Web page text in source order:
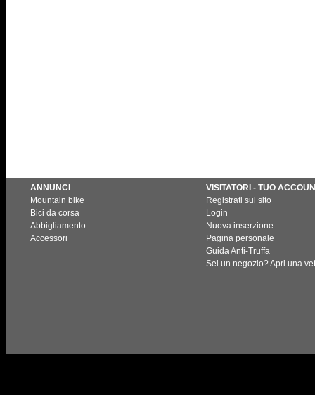
ANNUNCI
Mountain bike
Bici da corsa
Abbigliamento
Accessori
VISITATORI - TUO
Registrati sul sito
Login
Nuova inserzione
Pagina personale
Guida Anti-Truffa
Sei un negozio? Apri una